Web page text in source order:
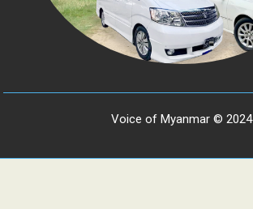
Voice of Myanmar © 2024